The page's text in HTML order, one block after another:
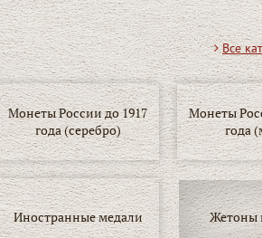
Все
Монеты России до 1917
года (серебро)
Монеты
года
Иностранные медали Жетоны